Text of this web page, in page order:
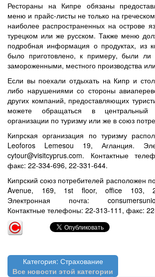
Рестораны на Кипре обязаны
меню и прайс-листы не только на
наиболее распространенных на острове
турецком или же русском. Также меню
подробная информация о продуктах, из
было приготовлено, к примеру, были
замороженными, местного производства
Если вы поехали отдыхать на Кипр и
либо нарушениями со стороны
других компаний, предоставляющих
можете обращаться в центральный
организации по туризму или же в союз
Кипрская организация по туризму
Leoforos Lemesou 19, Агланция.
cytour@visitcyprus.com. Контактные
факс: 22-334-696, 22-331-644.
Кипрский союз потребителей расположен
Avenue, 169, 1st floor, office 103,
Электронная почта:
Контактные телефоны: 22-313-111, факс:
Категория: Страхование
Все новости этой категории